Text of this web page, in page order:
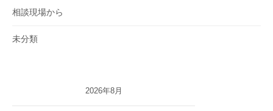
相談現場から
未分類
2026年8月